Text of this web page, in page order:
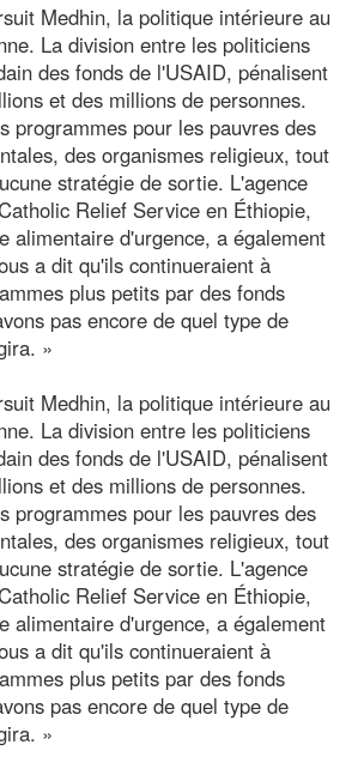
Medhin, la politique intérieure au
La division entre les politiciens
des fonds de l'USAID, pénalisent
et des millions de personnes.
programmes pour les pauvres des
des organismes religieux, tout
stratégie de sortie. L'agence
Relief Service en Éthiopie,
alimentaire d'urgence, a également
a dit qu'ils continueraient à
plus petits par des fonds
pas encore de quel type de
»
Medhin, la politique intérieure au
La division entre les politiciens
des fonds de l'USAID, pénalisent
et des millions de personnes.
programmes pour les pauvres des
des organismes religieux, tout
stratégie de sortie. L'agence
Relief Service en Éthiopie,
alimentaire d'urgence, a également
a dit qu'ils continueraient à
plus petits par des fonds
pas encore de quel type de
»